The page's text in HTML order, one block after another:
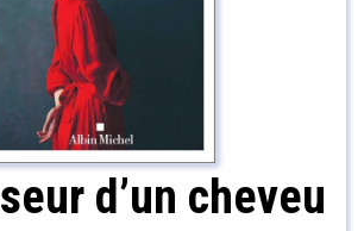
d’un cheveu